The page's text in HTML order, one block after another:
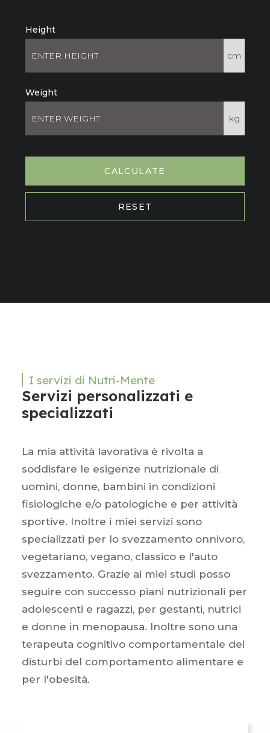
Height
cm
Weight
kg
CALCULATE
RESET
I servizi di Nutri-Mente
Servizi personalizzati e
specializzati
La mia attività lavorativa è rivolta a
soddisfare le esigenze nutrizionale di
uomini, donne, bambini in condizioni
fisiologiche e/o patologiche e per attività
sportive. Inoltre i miei servizi sono
specializzati per lo svezzamento onnivoro,
vegetariano, vegano, classico e l'auto
svezzamento. Grazie ai miei studi posso
seguire con successo piani nutrizionali per
adolescenti e ragazzi, per gestanti, nutrici
e donne in menopausa. Inoltre sono una
terapeuta cognitivo comportamentale dei
disturbi del comportamento alimentare e
per l'obesità.